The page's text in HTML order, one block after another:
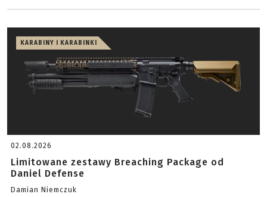
KARABINY I KARABINKI
02.08.2026
Limitowane zestawy Breaching Package od
Daniel Defense
Damian Niemczuk